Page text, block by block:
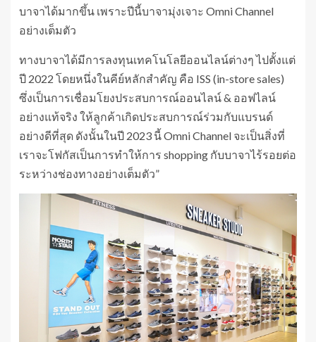
บาจาได้มากขึ้น เพราะปีนี้บาจามุ่งเจาะ Omni Channel
อย่างเต็มตัว
ทางบาจาได้มีการลงทุนเทคโนโลยีออนไลน์ต่างๆ ไปตั้งแต่
ปี 2022 โดยหนึ่งในคีย์หลักสำคัญ คือ ISS (in-store sales)
ซึ่งเป็นการเชื่อมโยงประสบการณ์ออนไลน์ & ออฟไลน์
อย่างแท้จริง ให้ลูกค้าเกิดประสบการณ์ร่วมกับแบรนด์
อย่างดีที่สุด ดังนั้นในปี 2023 นี้ Omni Channel จะเป็นสิ่งที่
เราจะโฟกัสเป็นการทำให้การ shopping กับบาจาไร้รอยต่อ
ระหว่างช่องทางอย่างเต็มตัว”